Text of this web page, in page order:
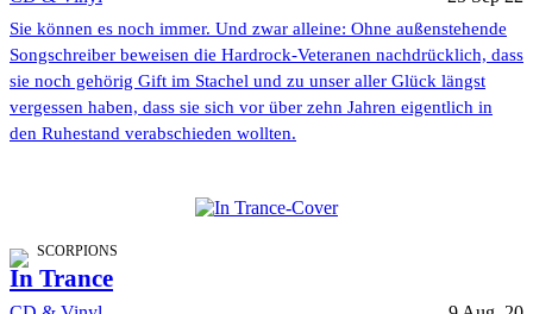
Sie können es noch immer. Und zwar alleine: Ohne außenstehende
Songschreiber beweisen die Hardrock-Veteranen nachdrücklich, dass
sie noch gehörig Gift im Stachel und zu unser aller Glück längst
vergessen haben, dass sie sich vor über zehn Jahren eigentlich in
den Ruhestand verabschieden wollten.
SCORPIONS
In Trance